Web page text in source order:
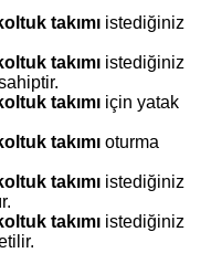
takımıistediğiniz
takımıistediğiniz
takımıiçin yatak
takımıoturma
takımıistediğiniz
takımıistediğiniz